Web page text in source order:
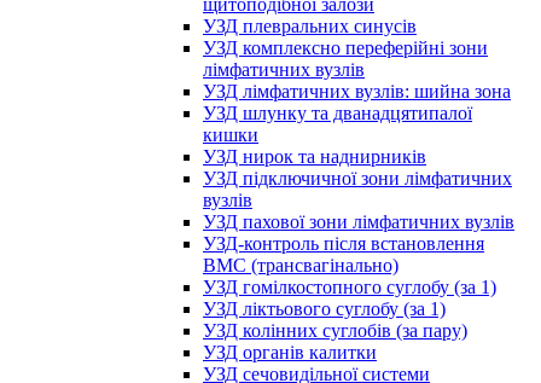
щитоподібної залози
УЗД плевральних синусів
УЗД комплексно переферійні зони
лімфатичних вузлів
УЗД лімфатичних вузлів: шийна зона
УЗД шлунку та дванадцятипалої
кишки
УЗД нирок та наднирників
УЗД підключичної зони лімфатичних
вузлів
УЗД пахової зони лімфатичних вузлів
УЗД-контроль після встановлення
ВМС (трансвагінально)
УЗД гомілкостопного суглобу (за 1)
УЗД ліктьового суглобу (за 1)
УЗД колінних суглобів (за пару)
УЗД органів калитки
УЗД сечовидільної системи